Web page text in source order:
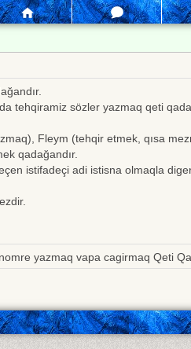
tehqiramiz sözler yazmaq qeti
Fleym (tehqir etmek, qısa
qadağandır.
istifadeçi adi istisna olmaqla
yazmaq vapa cagirmaq Qeti